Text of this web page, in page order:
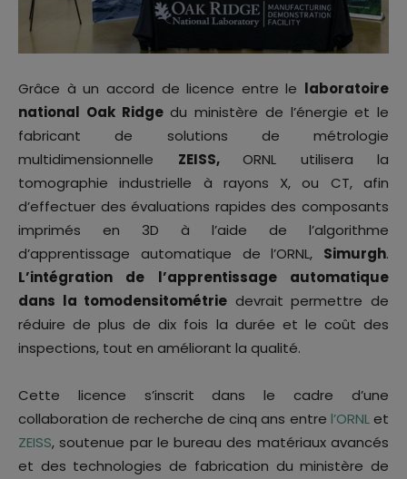
Grâce à un accord de licence entre le laboratoire
national Oak Ridgedu ministère de l’énergie et le
fabricant de solutions de métrologie
multidimensionnelle ZEISS, ORNL utilisera la
tomographie industrielle à rayons X, ou CT, afin
d’effectuer des évaluations rapides des composants
imprimés en 3D à l’aide de l’algorithme
d’apprentissage automatique de l’ORNL, Simurgh.
L’intégration de l’apprentissage automatique
dans la tomodensitométrie devrait permettre de
réduire de plus de dix fois la durée et le coût des
inspections, tout en améliorant la qualité.
Cette licence s’inscrit dans le cadre d’une
collaboration de recherche de cinq ans entre l’ORNLet
ZEISS, soutenue par le bureau des matériaux avancés
et des technologies de fabrication du ministère de